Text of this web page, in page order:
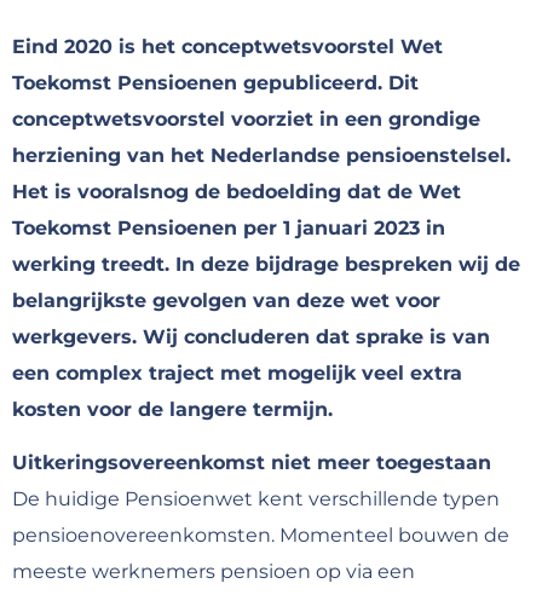
Eind 2020 is het conceptwetsvoorstel Wet
Toekomst Pensioenen gepubliceerd. Dit
conceptwetsvoorstel voorziet in een grondige
herziening van het Nederlandse pensioenstelsel.
Het is vooralsnog de bedoelding dat de Wet
Toekomst Pensioenen per 1 januari 2023 in
werking treedt. In deze bijdrage bespreken wij de
belangrijkste gevolgen van deze wet voor
werkgevers. Wij concluderen dat sprake is van
een complex traject met mogelijk veel extra
kosten voor de langere termijn.
Uitkeringsovereenkomst niet meer toegestaan
De huidige Pensioenwet kent verschillende typen
pensioenovereenkomsten. Momenteel bouwen de
meeste werknemers pensioen op via een